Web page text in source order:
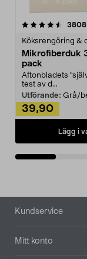
3808
Köksrengöring &
Mikrofiberduk
pack
Aftonbladets
test av d...
Utförande: Grå/
39,90
Lägg i
4.0av 5
Sidfot
Kundservice
Mitt konto